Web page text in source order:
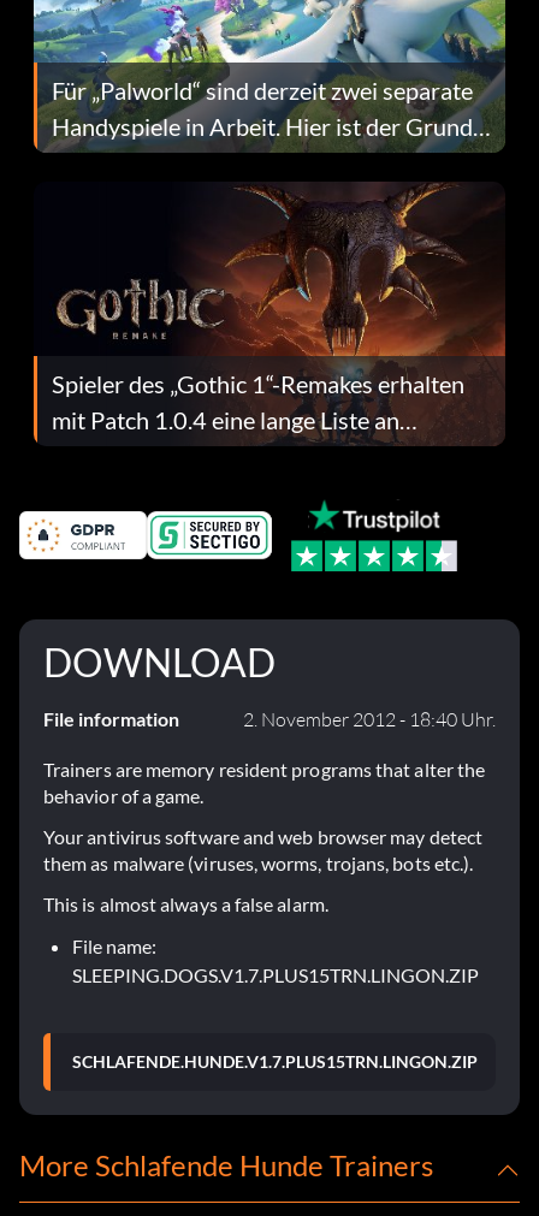
Für „Palworld“ sind derzeit zwei separate
Handyspiele in Arbeit. Hier ist der Grund
dafür.
Spieler des „Gothic 1“-Remakes erhalten
mit Patch 1.0.4 eine lange Liste an
Fehlerbehebungen
DOWNLOAD
File information 2. November 2012 - 18:40 Uhr.
Trainers are memory resident programs that alter the
behavior of a game.
Your antivirus software and web browser may detect
them as malware (viruses, worms, trojans, bots etc.).
This is almost always a false alarm.
File name:
SLEEPING.DOGS.V1.7.PLUS15TRN.LINGON.ZIP
SCHLAFENDE.HUNDE.V1.7.PLUS15TRN.LINGON.ZIP
More Schlafende Hunde Trainers